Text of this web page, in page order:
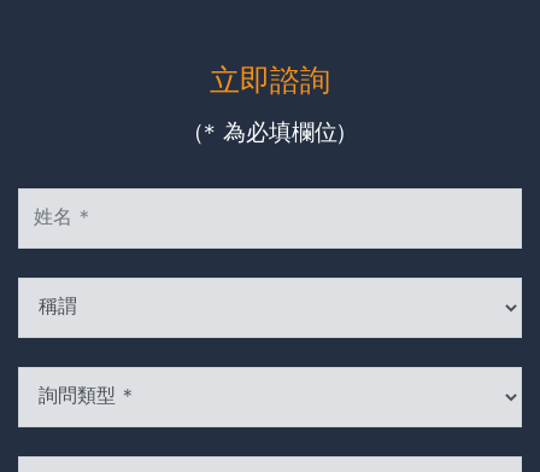
立即諮詢
(* 為必填欄位)